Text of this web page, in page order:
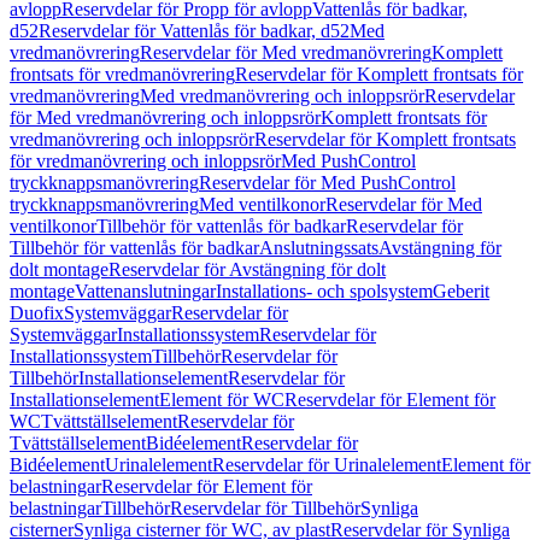
avloppReservdelar för Propp för avloppVattenlås för badkar,
d52Reservdelar för Vattenlås för badkar, d52Med
vredmanövreringReservdelar för Med vredmanövreringKomplett
frontsats för vredmanövreringReservdelar för Komplett frontsats för
vredmanövreringMed vredmanövrering och inloppsrörReservdelar
för Med vredmanövrering och inloppsrörKomplett frontsats för
vredmanövrering och inloppsrörReservdelar för Komplett frontsats
för vredmanövrering och inloppsrörMed PushControl
tryckknappsmanövreringReservdelar för Med PushControl
tryckknappsmanövreringMed ventilkonorReservdelar för Med
ventilkonorTillbehör för vattenlås för badkarReservdelar för
Tillbehör för vattenlås för badkarAnslutningssatsAvstängning för
dolt montageReservdelar för Avstängning för dolt
montageVattenanslutningarInstallations- och spolsystemGeberit
DuofixSystemväggarReservdelar för
SystemväggarInstallationssystemReservdelar för
InstallationssystemTillbehörReservdelar för
TillbehörInstallationselementReservdelar för
InstallationselementElement för WCReservdelar för Element för
WCTvättställselementReservdelar för
TvättställselementBidéelementReservdelar för
BidéelementUrinalelementReservdelar för UrinalelementElement för
belastningarReservdelar för Element för
belastningarTillbehörReservdelar för TillbehörSynliga
cisternerSynliga cisterner för WC, av plastReservdelar för Synliga